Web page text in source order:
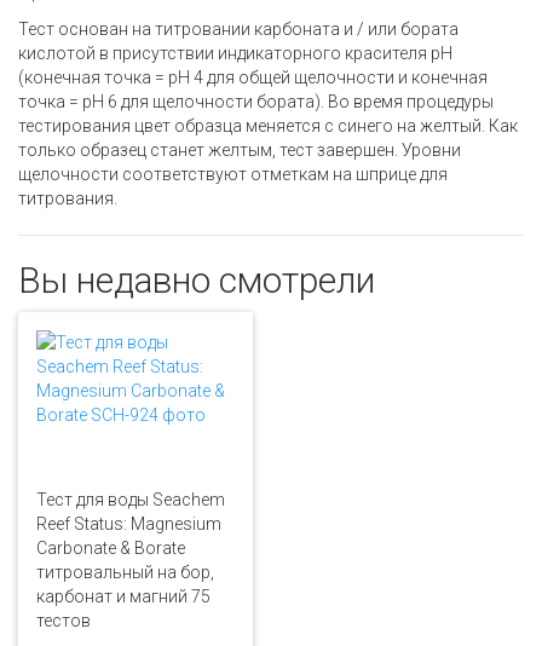
Тест основан на титровании карбоната и / или бората
кислотой в присутствии индикаторного красителя pH
(конечная точка = pH 4 для общей щелочности и конечная
точка = pH 6 для щелочности бората). Во время процедуры
тестирования цвет образца меняется с синего на желтый. Как
только образец станет желтым, тест завершен. Уровни
щелочности соответствуют отметкам на шприце для
титрования.
Вы недавно смотрели
Тест для воды Seachem
Reef Status: Magnesium
Carbonate & Borate
титровальный на бор,
карбонат и магний 75
тестов